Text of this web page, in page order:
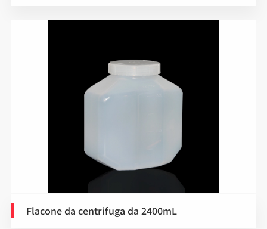
Flacone da centrifuga da 2400mL